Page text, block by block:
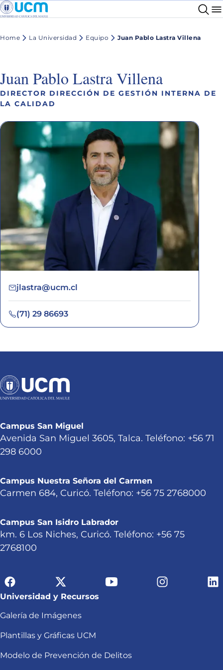
Home La Universidad Equipo Juan Pablo Lastra Villena
Juan Pablo Lastra Villena
DIRECTOR DIRECCIÓN DE GESTIÓN INTERNA DE
LA CALIDAD
jlastra@ucm.cl
(71) 29 86693
Campus San Miguel
Avenida San Miguel 3605, Talca. Teléfono: +56 71
298 6000
Campus Nuestra Señora del Carmen
Carmen 684, Curicó. Teléfono: +56 75 2768000
Campus San Isidro Labrador
km. 6 Los Niches, Curicó. Teléfono: +56 75
2768100
Universidad y Recursos
Galería de Imágenes
Plantillas y Gráficas UCM
Modelo de Prevención de Delitos